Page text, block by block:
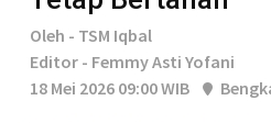
Oleh - TSM Iqbal
Editor - Femmy Asti Yofani
18 Mei 2026 09:00 WIB